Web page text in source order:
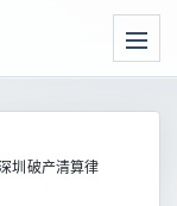
圳破产清算律